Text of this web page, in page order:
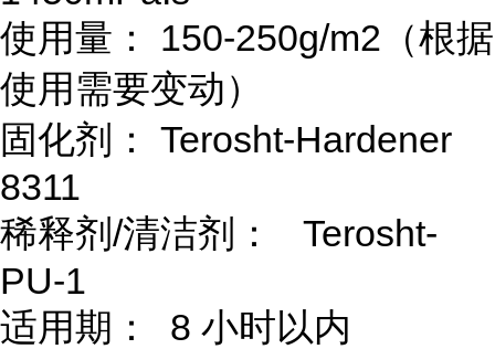
使用量： 150-250g/m2（根据
使用需要变动）
固化剂： Terosht-Hardener
8311
稀释剂/清洁剂： Terosht-
PU-1
适用期： 8 小时以内